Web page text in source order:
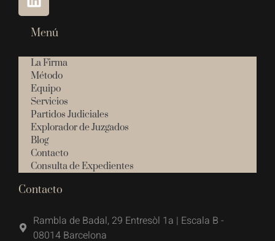
Menú
La Firma
Método
Equipo
Servicios
Partidos Judiciales
Explorador de Juzgados
Blog
Contacto
Consulta de Expedientes
Contacto
Rambla de Badal, 29 Entresòl 1a | Escala B -
08014 Barcelona